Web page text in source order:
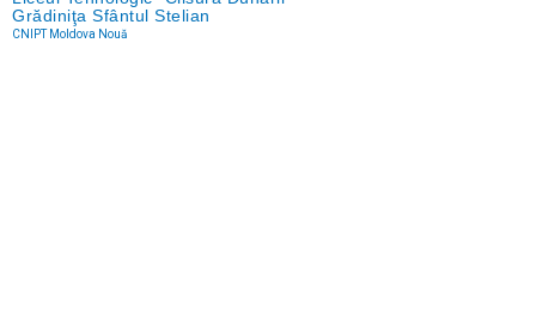
Grădiniţa Sfântul Stelian
CNIPT Moldova Nouă